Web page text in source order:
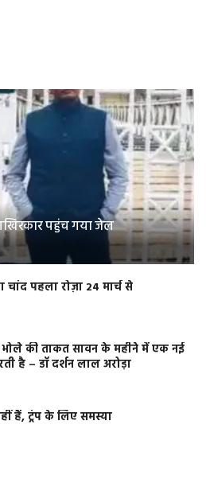
पहुंच गया जेल
पहला रोज़ा 24 मार्च से
भोले की ताकत सावन के महीने में एक नई
है – डॉ दर्शन लाल अरोड़ा
हैं, ट्रंप के लिए समस्या